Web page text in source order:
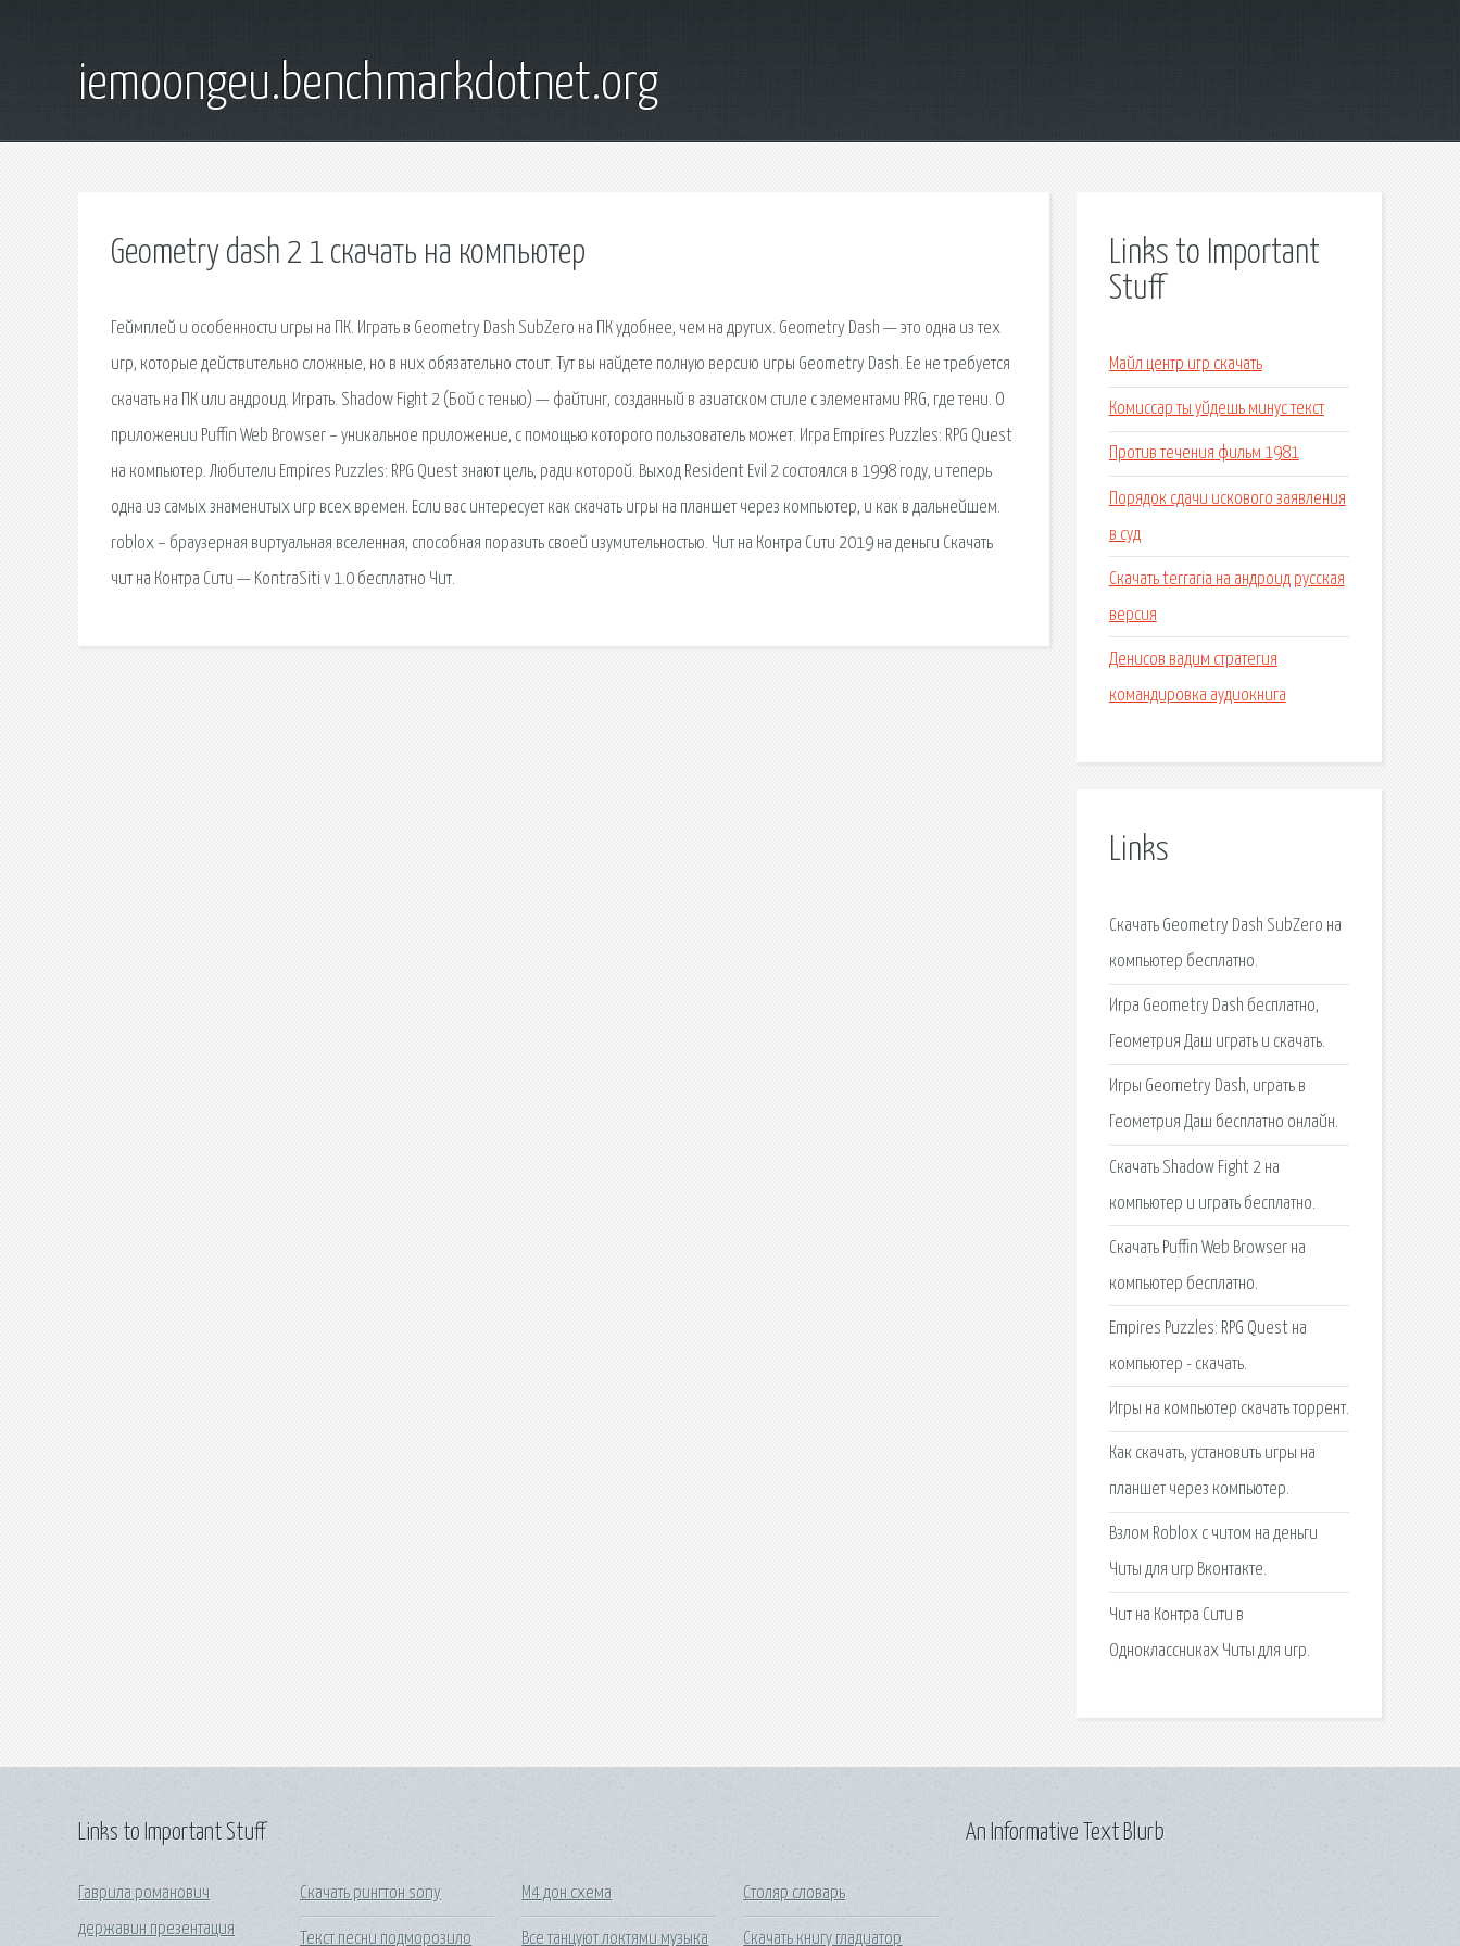
iemoongeu.benchmarkdotnet.org
Geometry dash 2 1 скачать на компьютер
Геймплей и особенности игры на ПК. Играть в Geometry Dash SubZero на ПК удобнее, чем на других. Geometry Dash — это одна из тех
игр, которые действительно сложные, но в них обязательно стоит. Тут вы найдете полную версию игры Geometry Dash. Ее не требуется
скачать на ПК или андроид. Играть. Shadow Fight 2 (Бой с тенью) — файтинг, созданный в азиатском стиле с элементами PRG, где тени. О
приложении Puffin Web Browser – уникальное приложение, с помощью которого пользователь может. Игра Empires Puzzles: RPG Quest
на компьютер. Любители Empires Puzzles: RPG Quest знают цель, ради которой. Выход Resident Evil 2 состоялся в 1998 году, и теперь
одна из самых знаменитых игр всех времен. Если вас интересует как скачать игры на планшет через компьютер, и как в дальнейшем.
roblox – браузерная виртуальная вселенная, способная поразить своей изумительностью. Чит на Контра Сити 2019 на деньги Скачать
чит на Контра Сити — KontraSiti v 1.0 бесплатно Чит.
Links to Important
Stuff
Майл центр игр скачать
Комиссар ты уйдешь минус текст
Против течения фильм 1981
Порядок сдачи искового заявления
в суд
Скачать terraria на андроид русская
версия
Денисов вадим стратегия
командировка аудиокнига
Links
Скачать Geometry Dash SubZero на
компьютер бесплатно.
Игра Geometry Dash бесплатно,
Геометрия Даш играть и скачать.
Игры Geometry Dash, играть в
Геометрия Даш бесплатно онлайн.
Скачать Shadow Fight 2 на
компьютер и играть бесплатно.
Скачать Puffin Web Browser на
компьютер бесплатно.
Empires Puzzles: RPG Quest на
компьютер - скачать.
Игры на компьютер скачать торрент.
Как скачать, установить игры на
планшет через компьютер.
Взлом Roblox с читом на деньги
Читы для игр Вконтакте.
Чит на Контра Сити в
Одноклассниках Читы для игр.
Links to Important Stuff
Гаврила романович
державин презентация
Скачать рингтон sony
Текст песни подморозило
М4 дон схема
Все танцуют локтями музыка
Столяр словарь
Скачать книгу гладиатор
An Informative Text Blurb